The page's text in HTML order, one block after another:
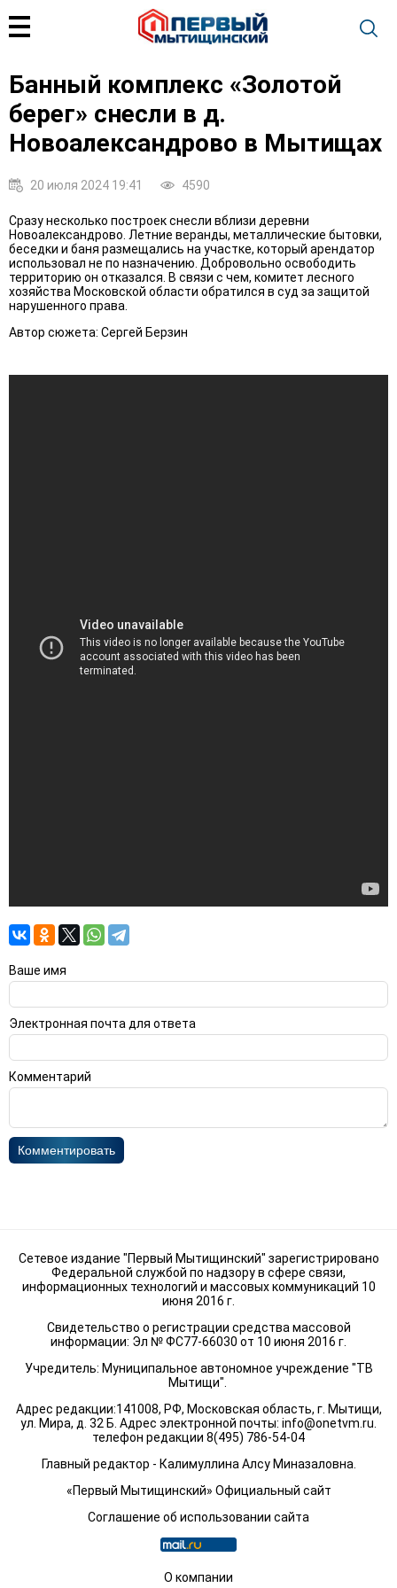
Банный комплекс «Золотой
берег» снесли в д.
Новоалександрово в Мытищах
20 июля 2024 19:41 4590
Сразу несколько построек снесли вблизи деревни
Новоалександрово. Летние веранды, металлические бытовки,
беседки и баня размещались на участке, который арендатор
использовал не по назначению. Добровольно освободить
территорию он отказался. В связи с чем, комитет лесного
хозяйства Московской области обратился в суд за защитой
нарушенного права.
Автор сюжета: Сергей Берзин
Ваше имя
Электронная почта для ответа
Комментарий
Комментировать
Сетевое издание "Первый Мытищинский" зарегистрировано
Федеральной службой по надзору в сфере связи,
информационных технологий и массовых коммуникаций 10
июня 2016 г.
Свидетельство о регистрации средства массовой
информации: Эл № ФС77-66030 от 10 июня 2016 г.
Учредитель: Муниципальное автономное учреждение "ТВ
Мытищи".
Адрес редакции:141008, РФ, Московская область, г. Мытищи,
ул. Мира, д. 32 Б. Адрес электронной почты: info@onetvm.ru
телефон редакции 8(495) 786-54-04
Главный редактор - Калимуллина Алсу Миназаловна.
«Первый Мытищинский» Официальный сайт
Соглашение об использовании сайта
О компании